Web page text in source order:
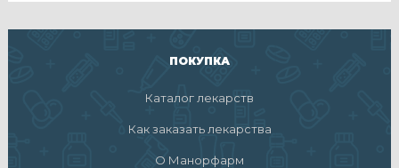
ПОКУПКА
Каталог лекарств
Как заказать лекарства
О Манорфарм